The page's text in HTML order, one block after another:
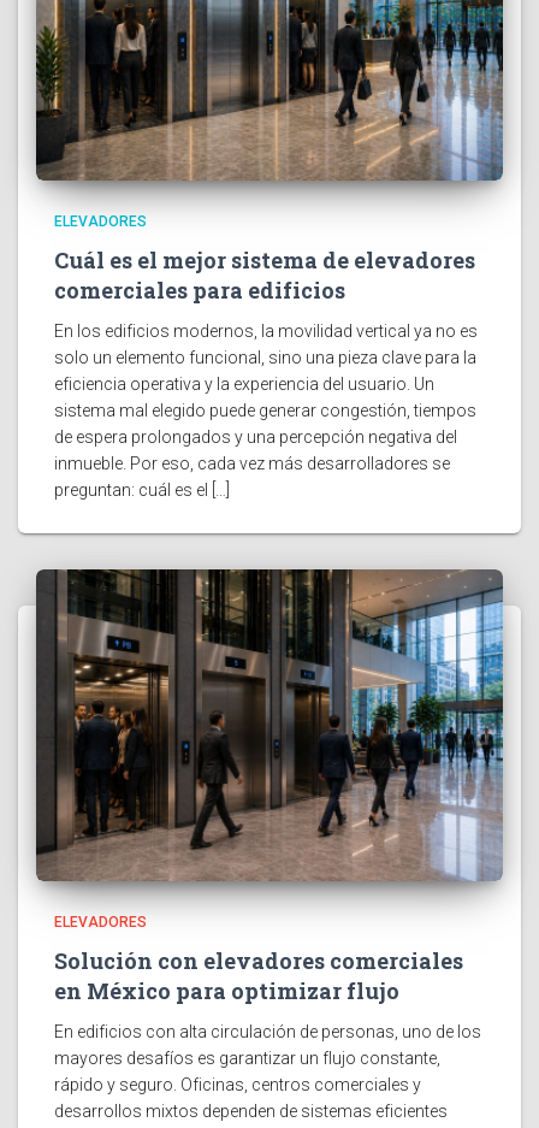
ELEVADORES
Cuál es el mejor sistema de elevadores
comerciales para edificios
En los edificios modernos, la movilidad vertical ya no es
solo un elemento funcional, sino una pieza clave para la
eficiencia operativa y la experiencia del usuario. Un
sistema mal elegido puede generar congestión, tiempos
de espera prolongados y una percepción negativa del
inmueble. Por eso, cada vez más desarrolladores se
preguntan: cuál es el […]
ELEVADORES
Solución con elevadores comerciales
en México para optimizar flujo
En edificios con alta circulación de personas, uno de los
mayores desafíos es garantizar un flujo constante,
rápido y seguro. Oficinas, centros comerciales y
desarrollos mixtos dependen de sistemas eficientes